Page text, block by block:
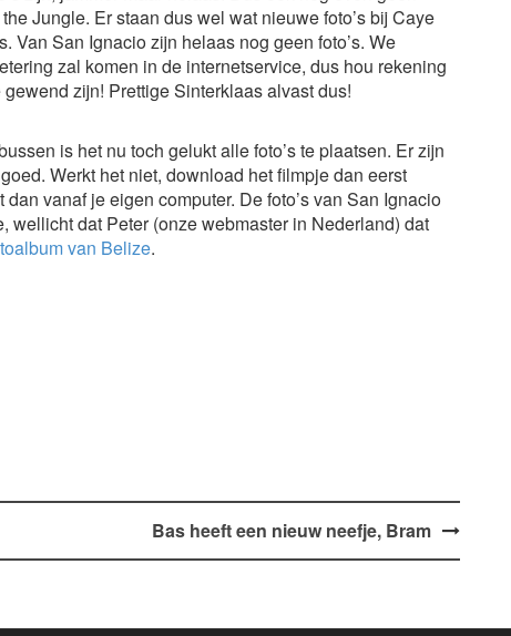
Jungle. Er staan dus wel wat nieuwe foto’s bij Caye
Van San Ignacio zijn helaas nog geen foto’s. We
zal komen in de internetservice, dus hou rekening
zijn! Prettige Sinterklaas alvast dus!
is het nu toch gelukt alle foto’s te plaatsen. Er zijn
Werkt het niet, download het filmpje dan eerst
vanaf je eigen computer. De foto’s van San Ignacio
wellicht dat Peter (onze webmaster in Nederland) dat
van Belize.
Bas heeft een nieuw neefje, Bram